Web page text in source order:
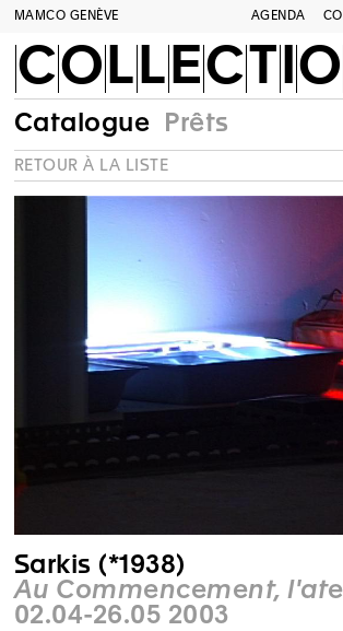
MAMCO GENÈVE AGENDA
Catalogue Prêts
RETOUR À LA LISTE
Sarkis (*1938)
Au Commencement,
02.04-26.05 2003